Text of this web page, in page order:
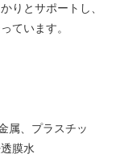
りとサポートし、
ています。
属、プラスチッ
膜水